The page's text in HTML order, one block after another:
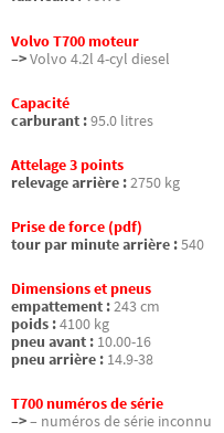
Volvo T700 moteur
–>Volvo 4.2l 4-cyl diesel
Capacité
carburant :95.0 litres
Attelage 3 points
relevage arrière :2750 kg
Prise de force (pdf)
tour par minute arrière :540
Dimensions et pneus
empattement :243 cm
poids :4100 kg
pneu avant : 10.00-16
pneu arrière : 14.9-38
T700 numéros de série
–>– numéros de série inconnu